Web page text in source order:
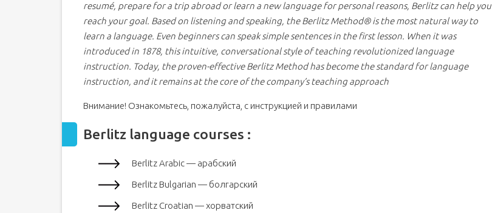
resumé, prepare for a trip abroad or learn a new language for personal reasons, Berlitz can help you
reach your goal. Based on listening and speaking, the Berlitz Method® is the most natural way to
learn a language. Even beginners can speak simple sentences in the first lesson. When it was
introduced in 1878, this intuitive, conversational style of teaching revolutionized language
instruction. Today, the proven-effective Berlitz Method has become the standard for language
instruction, and it remains at the core of the company’s teaching approach
Внимание! Ознакомьтесь, пожалуйста, с инструкцией и правилами
Berlitz language courses :
Berlitz Arabic — арабский
Berlitz Bulgarian — болгарский
Berlitz Croatian — хорватский